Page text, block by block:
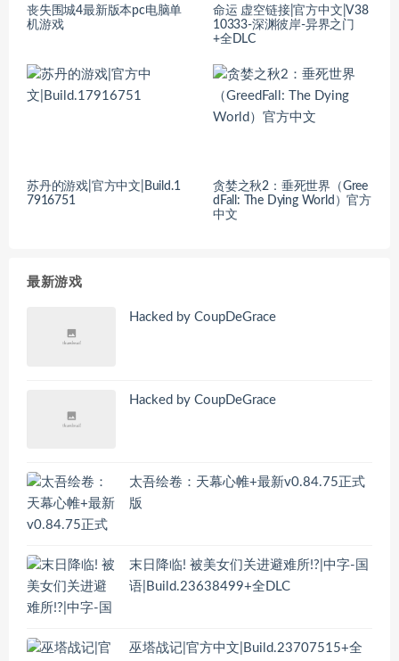
丧失围城4最新版本pc电脑单
机游戏
命运 虚空链接|官方中文|V38
10333-深渊彼岸-异界之门
+全DLC
苏丹的游戏|官方中文|Build.1
7916751
贪婪之秋2：垂死世界（Gree
dFall: The Dying World）官方
中文
最新游戏
Hacked by CoupDeGrace
Hacked by CoupDeGrace
太吾绘卷：天幕心帷+最新v0.84.75正式
版
末日降临! 被美女们关进避难所!?|中字-国
语|Build.23638499+全DLC
巫塔战记|官方中文|Build.23707515+全